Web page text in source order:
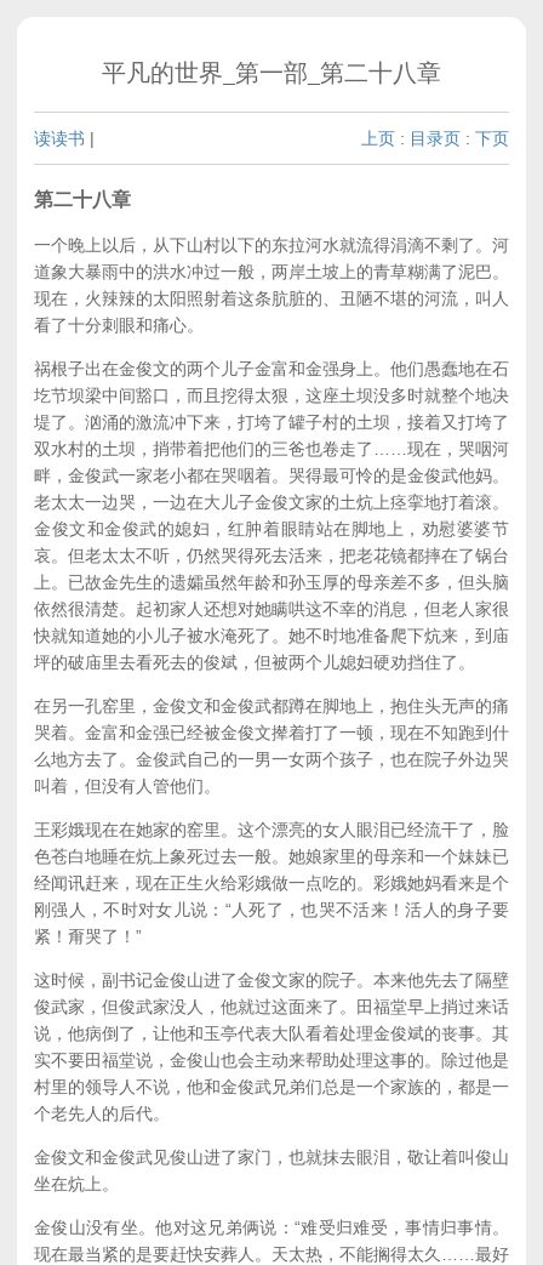
平凡的世界_第一部_第二十八章
读读书 | 上页 : 目录页 : 下页
第二十八章
一个晚上以后，从下山村以下的东拉河水就流得涓滴不剩了。河
道象大暴雨中的洪水冲过一般，两岸土坡上的青草糊满了泥巴。
现在，火辣辣的太阳照射着这条肮脏的、丑陋不堪的河流，叫人
看了十分刺眼和痛心。
祸根子出在金俊文的两个儿子金富和金强身上。他们愚蠢地在石
圪节坝梁中间豁口，而且挖得太狠，这座土坝没多时就整个地决
堤了。汹涌的激流冲下来，打垮了罐子村的土坝，接着又打垮了
双水村的土坝，捎带着把他们的三爸也卷走了……现在，哭咽河
畔，金俊武一家老小都在哭咽着。哭得最可怜的是金俊武他妈。
老太太一边哭，一边在大儿子金俊文家的土炕上痉挛地打着滚。
金俊文和金俊武的媳妇，红肿着眼睛站在脚地上，劝慰婆婆节
哀。但老太太不听，仍然哭得死去活来，把老花镜都摔在了锅台
上。已故金先生的遗孀虽然年龄和孙玉厚的母亲差不多，但头脑
依然很清楚。起初家人还想对她瞒哄这不幸的消息，但老人家很
快就知道她的小儿子被水淹死了。她不时地准备爬下炕来，到庙
坪的破庙里去看死去的俊斌，但被两个儿媳妇硬劝挡住了。
在另一孔窑里，金俊文和金俊武都蹲在脚地上，抱住头无声的痛
哭着。金富和金强已经被金俊文撵着打了一顿，现在不知跑到什
么地方去了。金俊武自己的一男一女两个孩子，也在院子外边哭
叫着，但没有人管他们。
王彩娥现在在她家的窑里。这个漂亮的女人眼泪已经流干了，脸
色苍白地睡在炕上象死过去一般。她娘家里的母亲和一个妹妹已
经闻讯赶来，现在正生火给彩娥做一点吃的。彩娥她妈看来是个
刚强人，不时对女儿说：“人死了，也哭不活来！活人的身子要
紧！甭哭了！”
这时候，副书记金俊山进了金俊文家的院子。本来他先去了隔壁
俊武家，但俊武家没人，他就过这面来了。田福堂早上捎过来话
说，他病倒了，让他和玉亭代表大队看着处理金俊斌的丧事。其
实不要田福堂说，金俊山也会主动来帮助处理这事的。除过他是
村里的领导人不说，他和金俊武兄弟们总是一个家族的，都是一
个老先人的后代。
金俊文和金俊武见俊山进了家门，也就抹去眼泪，敬让着叫俊山
坐在炕上。
金俊山没有坐。他对这兄弟俩说：“难受归难受，事情归事情。
现在最当紧的是要赶快安葬人。天太热，不能搁得太久……最好